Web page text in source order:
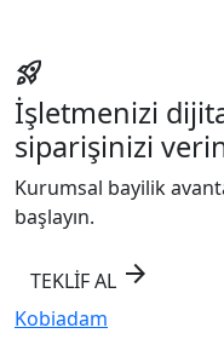
rocket_launch
İşletmenizi
siparişinizi
Kurumsal bayilik
başlayın.
TEKLİF AL arrow_forward
Kobiadam